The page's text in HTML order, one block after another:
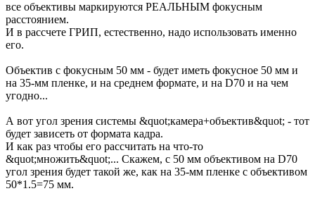
все объективы маркируются РЕАЛЬНЫМ фокусным
расстоянием.
И в рассчете ГРИП, естественно, надо использовать именно
его.
Объектив с фокусным 50 мм - будет иметь фокусное 50 мм и
на 35-мм пленке, и на среднем формате, и на D70 и на чем
угодно...
А вот угол зрения системы &quot;камера+объектив&quot; - тот
будет зависеть от формата кадра.
И как раз чтобы его рассчитать на что-то
&quot;множить&quot;... Скажем, с 50 мм объективом на D70
угол зрения будет такой же, как на 35-мм пленке с объективом
50*1.5=75 мм.